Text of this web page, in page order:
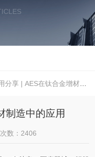
享 | AES在钛合金增材制造中的应用
制造中的应用
数：2406